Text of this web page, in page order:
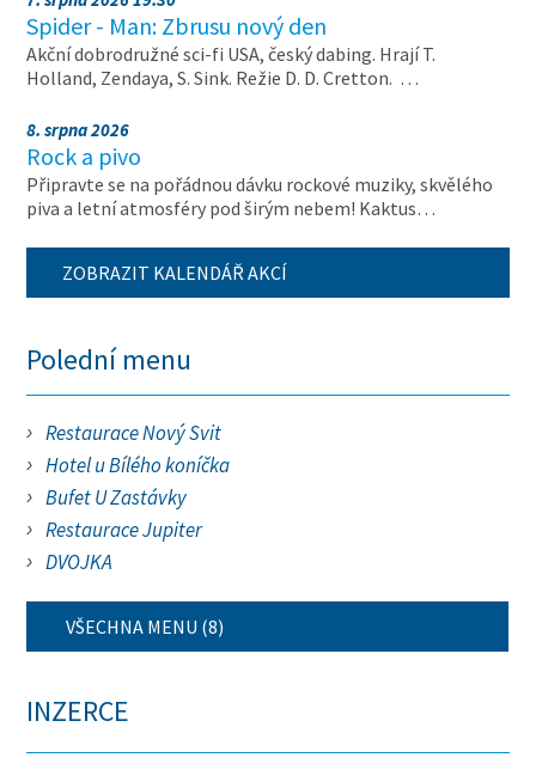
Spider - Man: Zbrusu nový den
Akční dobrodružné sci-fi USA, český dabing. Hrají T.
Holland, Zendaya, S. Sink. Režie D. D. Cretton. …
8. srpna 2026
Rock a pivo
Připravte se na pořádnou dávku rockové muziky, skvělého
piva a letní atmosféry pod širým nebem! Kaktus…
ZOBRAZIT KALENDÁŘ AKCÍ
Polední menu
Restaurace Nový Svit
Hotel u Bílého koníčka
Bufet U Zastávky
Restaurace Jupiter
DVOJKA
VŠECHNA MENU (8)
INZERCE